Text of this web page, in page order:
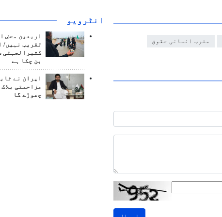
مغرب انسانی حقوق
انٹرويو
اربعین محض
تقریب نہیں/
کثیرالجہتی
بن چکا ہے
ایران نے
مزاحمتی
چھوڑے گا